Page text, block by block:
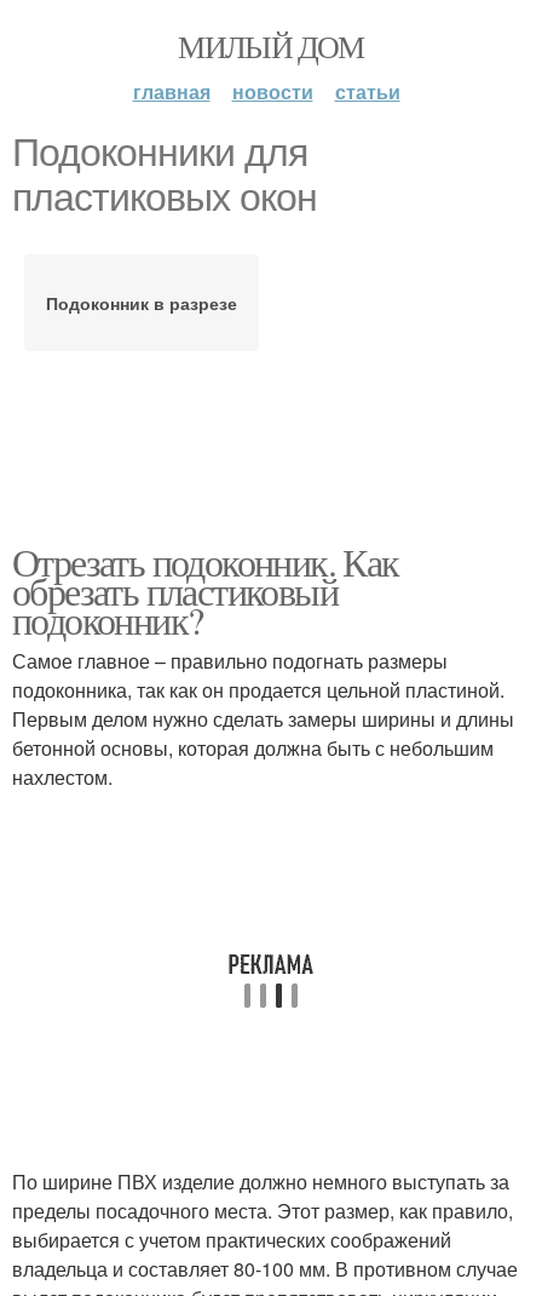
МИЛЫЙ ДОМ
главная новости статьи
Подоконники для
пластиковых окон
Подоконник в разрезе
Отрезать подоконник. Как
обрезать пластиковый
подоконник?
Самое главное – правильно подогнать размеры
подоконника, так как он продается цельной пластиной.
Первым делом нужно сделать замеры ширины и длины
бетонной основы, которая должна быть с небольшим
нахлестом.
По ширине ПВХ изделие должно немного выступать за
пределы посадочного места. Этот размер, как правило,
выбирается с учетом практических соображений
владельца и составляет 80-100 мм. В противном случае